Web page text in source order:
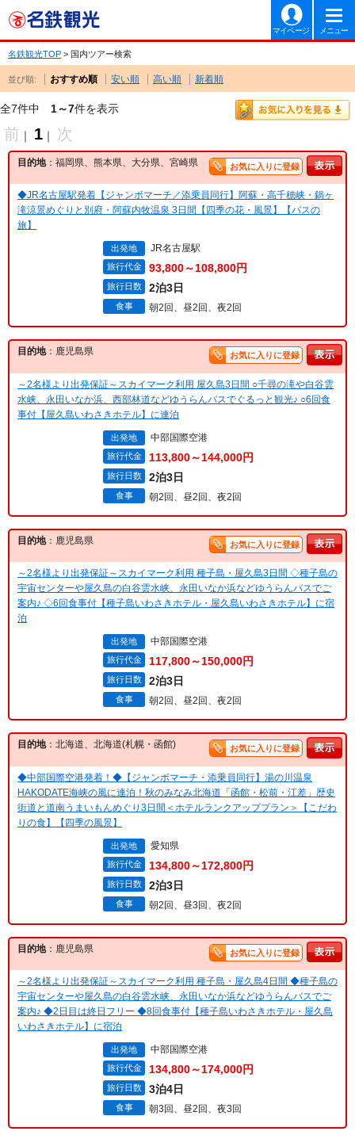
マイページ メニュー
名鉄観光TOP > 国内ツアー検索
並び順: おすすめ順 安い順 高い順 新着順
全7件中 1～7件を表示
前 ｜ 1 ｜ 次
目的地：福岡県、熊本県、大分県、宮崎県 お気に入りに登録
◆JR名古屋駅発着【ジャンボマーチ／添乗員同行】阿蘇・高千穂峡・鍋ヶ
滝涼景めぐりと別府・阿蘇内牧温泉 3日間【四季の花・風景】【バスの
旅】
出発地 JR名古屋駅
旅行代金 93,800～108,800円
旅行日数 2泊3日
食事 朝2回、昼2回、夜2回
目的地：鹿児島県 お気に入りに登録
～2名様より出発保証～スカイマーク利用 屋久島3日間 ○千尋の滝や白谷雲
水峡、永田いなか浜、西部林道などゆうらんバスでぐるっと観光♪ ○6回食
事付【屋久島いわさきホテル】に連泊
出発地 中部国際空港
旅行代金 113,800～144,000円
旅行日数 2泊3日
食事 朝2回、昼2回、夜2回
目的地：鹿児島県 お気に入りに登録
～2名様より出発保証～スカイマーク利用 種子島・屋久島3日間 ◇種子島の
宇宙センターや屋久島の白谷雲水峡、永田いなか浜などゆうらんバスでご
案内♪ ◇6回食事付【種子島いわさきホテル・屋久島いわさきホテル】に宿
泊
出発地 中部国際空港
旅行代金 117,800～150,000円
旅行日数 2泊3日
食事 朝2回、昼2回、夜2回
目的地：北海道、北海道(札幌・函館) お気に入りに登録
◆中部国際空港発着！◆【ジャンボマーチ・添乗員同行】湯の川温泉
HAKODATE海峡の風に連泊！秋のみなみ北海道「函館・松前・江差」歴史
街道と道南うまいもんめぐり3日間＜ホテルランクアッププラン＞【こだわ
りの食】【四季の風景】
出発地 愛知県
旅行代金 134,800～172,800円
旅行日数 2泊3日
食事 朝2回、昼3回、夜2回
目的地：鹿児島県 お気に入りに登録
～2名様より出発保証～スカイマーク利用 種子島・屋久島4日間 ◆種子島の
宇宙センターや屋久島の白谷雲水峡、永田いなか浜などゆうらんバスでご
案内♪ ◆2日目は終日フリー ◆8回食事付【種子島いわさきホテル・屋久島
いわさきホテル】に宿泊
出発地 中部国際空港
旅行代金 134,800～174,000円
旅行日数 3泊4日
食事 朝3回、昼2回、夜3回